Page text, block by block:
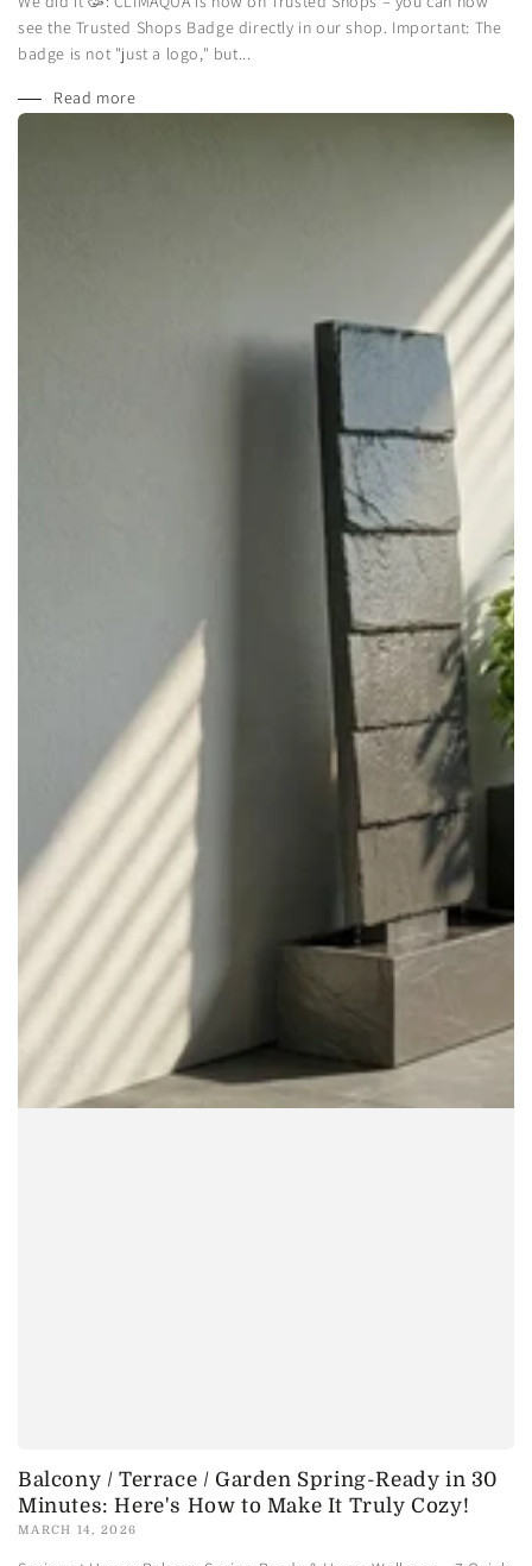
see the Trusted Shops Badge directly in our shop. Important: The
badge is not "just a logo," but...
Read more
Balcony / Terrace / Garden Spring-Ready in 30
Minutes: Here's How to Make It Truly Cozy!
MARCH 14, 2026